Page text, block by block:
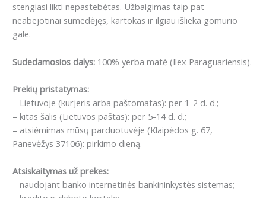
stengiasi likti nepastebėtas. Užbaigimas taip pat
neabejotinai sumedėjęs, kartokas ir ilgiau išlieka gomurio
gale.
Sudedamosios dalys: 100% yerba matė (Ilex Paraguariensis).
Prekių pristatymas:
– Lietuvoje (kurjeris arba paštomatas): per 1-2 d. d.;
– kitas šalis (Lietuvos paštas): per 5-14 d. d.;
– atsiėmimas mūsų parduotuvėje (Klaipėdos g. 67,
Panevėžys 37106): pirkimo dieną.
Atsiskaitymas už prekes:
– naudojant banko internetinės bankininkystės sistemas;